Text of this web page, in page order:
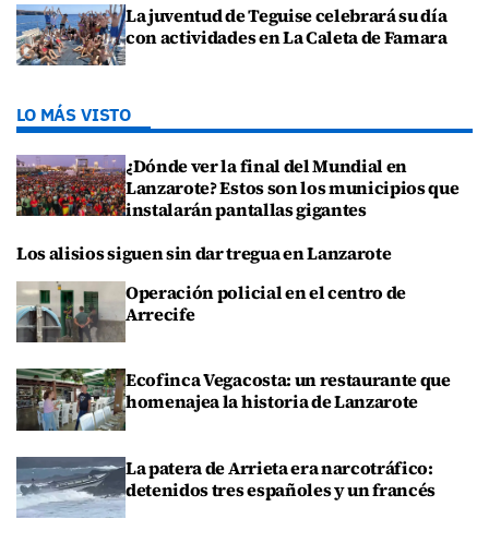
La juventud de Teguise celebrará su día
con actividades en La Caleta de Famara
LO MÁS VISTO
¿Dónde ver la final del Mundial en
Lanzarote? Estos son los municipios que
instalarán pantallas gigantes
Los alisios siguen sin dar tregua en Lanzarote
Operación policial en el centro de
Arrecife
Ecofinca Vegacosta: un restaurante que
homenajea la historia de Lanzarote
La patera de Arrieta era narcotráfico:
detenidos tres españoles y un francés